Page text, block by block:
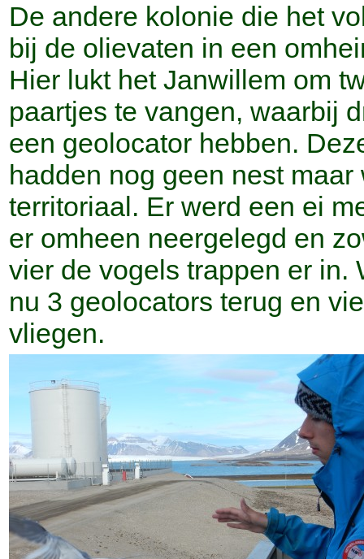
De andere kolonie die het
bij de olievaten in een
Hier lukt het Janwillem om
paartjes te vangen, waarbij
een geolocator hebben.
hadden nog geen nest maar
territoriaal. Er werd een ei
er omheen neergelegd en
vier de vogels trappen er in.
nu 3 geolocators terug en
vliegen.